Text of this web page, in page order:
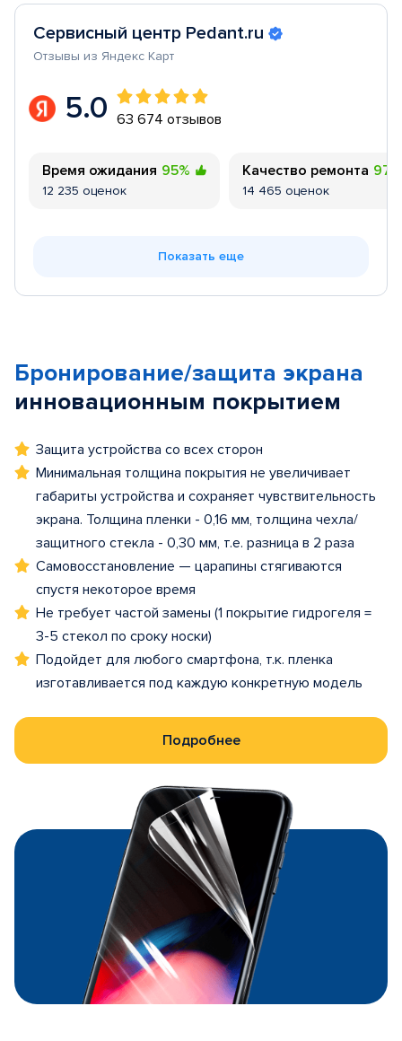
Сервисный центр Pedant.ru
Отзывы из Яндекс Карт
5.0 63 674 отзывов
Время ожидания 95%
12 235 оценок
Качество ремонта 97%
14 465 оценок
Показать еще
Бронирование/защита экрана
инновационным покрытием
Защита устройства со всех сторон
Минимальная толщина покрытия не увеличивает
габариты устройства и сохраняет чувствительность
экрана. Толщина пленки - 0,16 мм, толщина чехла/
защитного стекла - 0,30 мм, т.е. разница в 2 раза
Самовосстановление — царапины стягиваются
спустя некоторое время
Не требует частой замены (1 покрытие гидрогеля =
3-5 стекол по сроку носки)
Подойдет для любого смартфона, т.к. пленка
изготавливается под каждую конкретную модель
Подробнее